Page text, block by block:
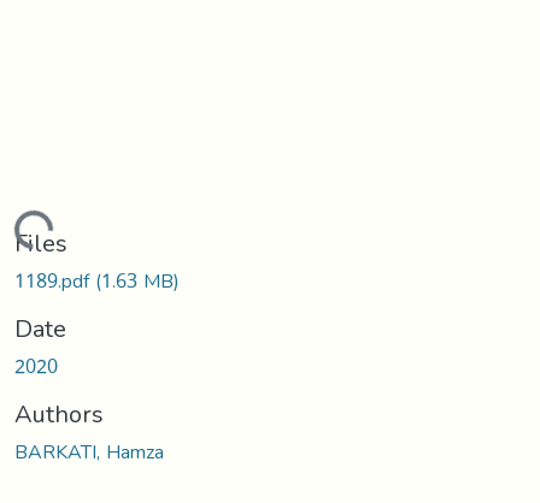
Files
1189.pdf(1.63 MB)
Date
2020
Authors
BARKATI, Hamza